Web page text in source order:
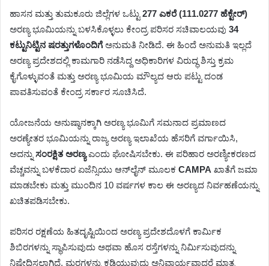
ಹಾಸನ ಮತ್ತು ತುಮಕೂರು ಜಿಲ್ಲೆಗಳ ಒಟ್ಟು277 ಎಕರೆ (111.0277 ಹೆಕ್ಟೇರ್)
ಅರಣ್ಯ ಭೂಮಿಯನ್ನು ಬಳಸಿಕೊಳ್ಳಲು ಕೇಂದ್ರ ಪರಿಸರ ಸಚಿವಾಲಯವು 34
ಕಟ್ಟುನಿಟ್ಟಿನ ಷರತ್ತುಗಳೊಂದಿಗೆ ಅನುಮತಿ ನೀಡಿದೆ. ಈ ಹಿಂದೆ ಅನುಮತಿ ಇಲ್ಲದೆ
ಅರಣ್ಯ ಪ್ರದೇಶದಲ್ಲಿ ಕಾಮಗಾರಿ ನಡೆಸಿದ್ದ ಅಧಿಕಾರಿಗಳ ವಿರುದ್ಧ ಶಿಸ್ತು ಕ್ರಮ
ಕೈಗೊಳ್ಳುವಂತೆ ಮತ್ತು ಅರಣ್ಯ ಭೂಮಿಯ ಮೌಲ್ಯದ ಆರು ಪಟ್ಟು ದಂಡ
ಪಾವತಿಸುವಂತೆ ಕೇಂದ್ರ ಸರ್ಕಾರ ಸೂಚಿಸಿದೆ.
ಯೋಜನೆಯ ಅನುಷ್ಠಾನಕ್ಕಾಗಿ ಅರಣ್ಯ ಭೂಮಿಗೆ ಸಮನಾದ ಪ್ರಮಾಣದ
ಅರಣ್ಯೇತರ ಭೂಮಿಯನ್ನು ರಾಜ್ಯ ಅರಣ್ಯ ಇಲಾಖೆಯ ಹೆಸರಿಗೆ ವರ್ಗಾಯಿಸಿ,
ಅದನ್ನುಸಂರಕ್ಷಿತ ಅರಣ್ಯಎಂದು ಘೋಷಿಸಬೇಕು. ಈ ಪರಿಹಾರ ಅರಣ್ಯೀಕರಣದ
ವೆಚ್ಚವನ್ನು ಬಳಕೆದಾರ ಏಜೆನ್ಸಿಯು ಆನ್‌ಲೈನ್ ಮೂಲಕ CAMPA ಖಾತೆಗೆ ಜಮಾ
ಮಾಡಬೇಕು ಮತ್ತು ಮುಂದಿನ 10 ವರ್ಷಗಳ ಕಾಲ ಈ ಅರಣ್ಯದ ನಿರ್ವಹಣೆಯನ್ನು
ಖಚಿತಪಡಿಸಬೇಕು.
ಪರಿಸರ ರಕ್ಷಣೆಯ ಹಿತದೃಷ್ಟಿಯಿಂದ ಅರಣ್ಯ ಪ್ರದೇಶದೊಳಗೆ ಕಾರ್ಮಿಕ
ಶಿಬಿರಗಳನ್ನು ಸ್ಥಾಪಿಸುವುದು ಅಥವಾ ಹೊಸ ರಸ್ತೆಗಳನ್ನು ನಿರ್ಮಿಸುವುದನ್ನು
ನಿಷೇಧಿಸಲಾಗಿದೆ. ಮರಗಳನ್ನು ಕಡಿಯುವುದು ಅನಿವಾರ್ಯವಾದರೆ ಮಾತ್ರ